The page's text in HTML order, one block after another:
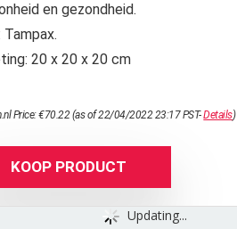
en gezondheid.
Tampax.
20 x 20 x 20 cm
Price:€70.22 (as of 22/04/2022 23:17 PST-Details)
KOOP PRODUCT
Updating...